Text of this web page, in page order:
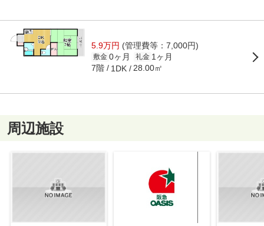
5.9万円 (管理費等：7,000円)
敷金 0ヶ月 礼金 1ヶ月
7階 1DK 28.00㎡
周辺施設